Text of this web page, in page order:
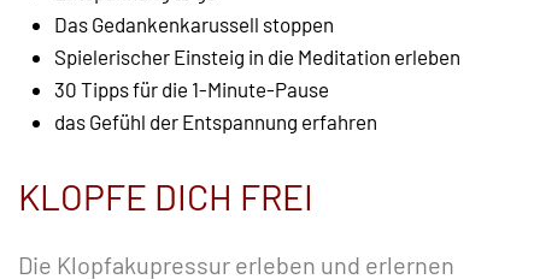
Das Gedankenkarussell stoppen
Spielerischer Einsteig in die Meditation erleben
30 Tipps für die 1-Minute-Pause
das Gefühl der Entspannung erfahren
KLOPFE DICH FREI
Die Klopfakupressur erleben und erlernen